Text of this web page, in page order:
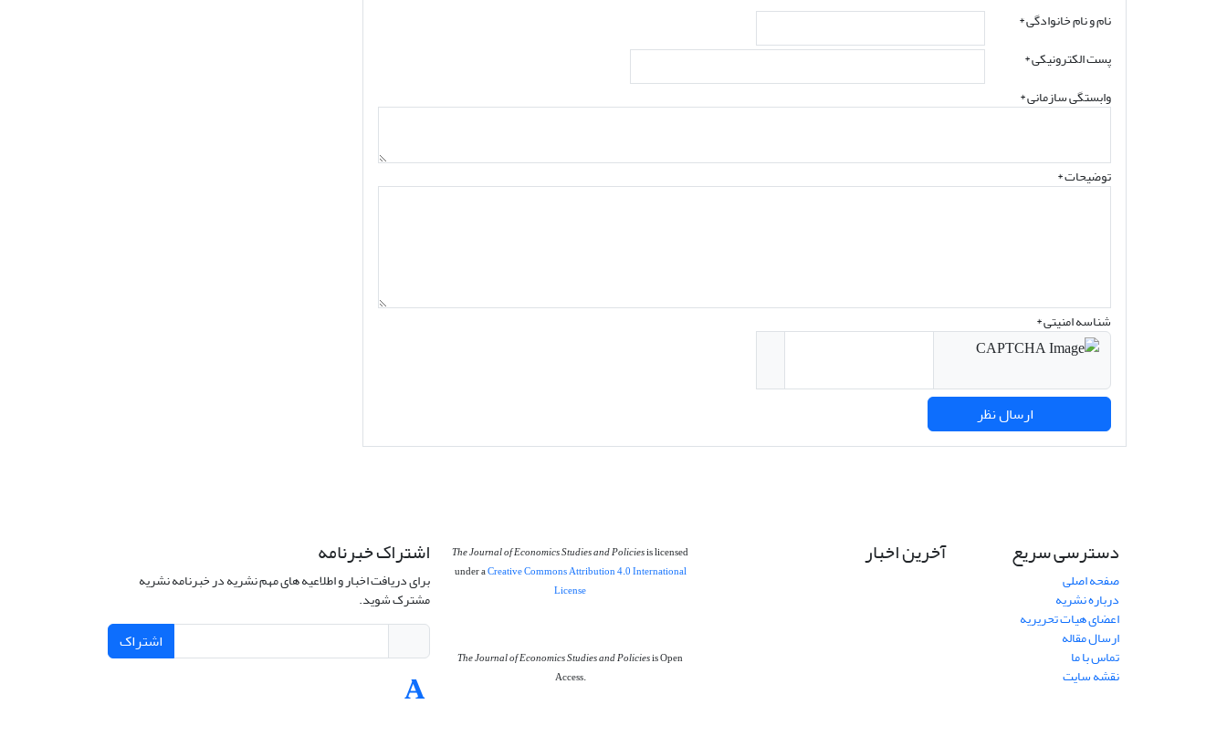
نام و نام خانوادگی*
پست الکترونیکی*
وابستگی سازمانی *
توضیحات *
شناسه امنیتی *
دسترسی سریع
صفحه اصلی
درباره نشریه
اعضای هیات تحریریه
ارسال مقاله
تماس با ما
نقشه سایت
آخرین اخبار The Journal of Economics Studies and Policiesis licensed
under aCreative Commons Attribution 4.0 International
License
The Journal of Economics Studies and Policiesis Open
Access.
اشتراک خبرنامه
برای دریافت اخبار و اطلاعیه های مهم نشریه در خبرنامه نشریه
مشترک شوید.
اشتراک